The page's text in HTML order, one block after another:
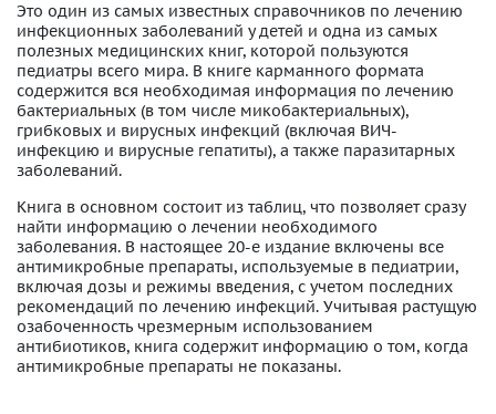
Это один из самых известных справочников по лечению
инфекционных заболеваний у детей и одна из самых
полезных медицинских книг, которой пользуются
педиатры всего мира. В книге карманного формата
содержится вся необходимая информация по лечению
бактериальных (в том числе микобактериальных),
грибковых и вирусных инфекций (включая ВИЧ-
инфекцию и вирусные гепатиты), а также паразитарных
заболеваний.
Книга в основном состоит из таблиц, что позволяет сразу
найти информацию о лечении необходимого
заболевания. В настоящее 20-е издание включены все
антимикробные препараты, используемые в педиатрии,
включая дозы и режимы введения, с учетом последних
рекомендаций по лечению инфекций. Учитывая растущую
озабоченность чрезмерным использованием
антибиотиков, книга содержит информацию о том, когда
антимикробные препараты не показаны.